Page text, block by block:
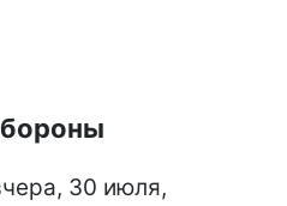
30 июля,